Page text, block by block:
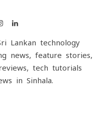
InstagramLinkedIn
Lankan technology
news, feature stories,
tech tutorials
in Sinhala.